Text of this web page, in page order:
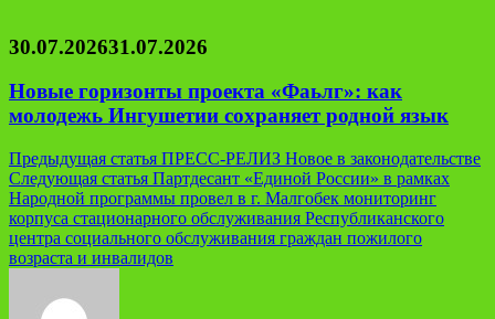
30.07.202631.07.2026
Новые горизонты проекта «Фаьлг»: как
молодежь Ингушетии сохраняет родной язык
Навигация
по
записям
Предыдущая статья ПРЕСС-РЕЛИЗ Новое в законодательстве
Следующая статья Партдесант «Единой России» в рамках
Народной программы провел в г. Малгобек мониторинг
корпуса стационарного обслуживания Республиканского
центра социального обслуживания граждан пожилого
возраста и инвалидов